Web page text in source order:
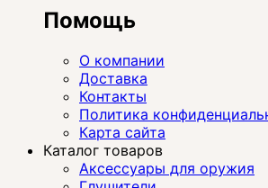
Помощь
О компании
Доставка
Контакты
Политика
Карта сайта
Каталог товаров
Аксессуары для оружия